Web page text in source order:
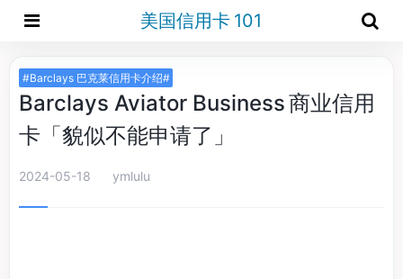
美国信用卡 101
#Barclays 巴克莱信用卡介绍#
Barclays Aviator Business 商业信用
卡「貌似不能申请了」
2024-05-18 ymlulu